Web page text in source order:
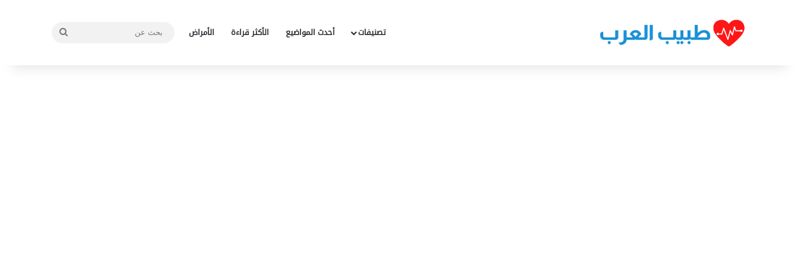
تصنيفات أحدث المواضيع الأكثر قراءة الأمراض
بحث